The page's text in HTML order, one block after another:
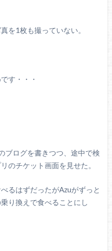
を1枚も撮っていない。
す・・・
ブログを書きつつ、途中で検
のチケット画面を見せた。
るはずだったがAzuがずっと
り換えで食べることにし